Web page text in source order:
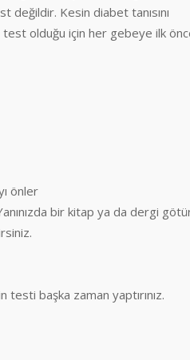
Kesin diabet tanısını
olduğu için her gebeye ilk
önler
bir kitap ya da dergi
testi başka zaman yaptırınız.